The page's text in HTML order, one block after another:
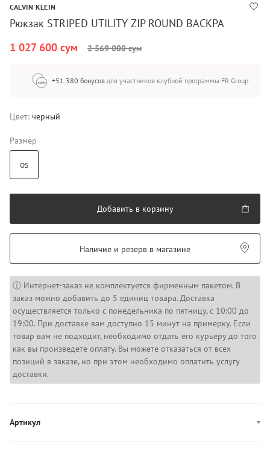
CALVIN KLEIN
Рюкзак STRIPED UTILITY ZIP ROUND BACKPA
1 027 600 сум
2 569 000 сум
+51 380 бонусов для участников клубной программы FR Group
Цвет: черный
Размер
OS
Добавить в корзину
Наличие и резерв в магазине
ⓘ Интернет-заказ не комплектуется фирменным пакетом. В
заказ можно добавить до 5 единиц товара. Доставка
осуществляется только с понедельника по пятницу, с 10:00 до
19:00. При доставке вам доступно 15 минут на примерку. Если
товар вам не подходит, необходимо отдать его курьеру до того
как вы произведете оплату. Вы можете отказаться от всех
позиций в заказе, но при этом необходимо оплатить услугу
доставки.
Артикул